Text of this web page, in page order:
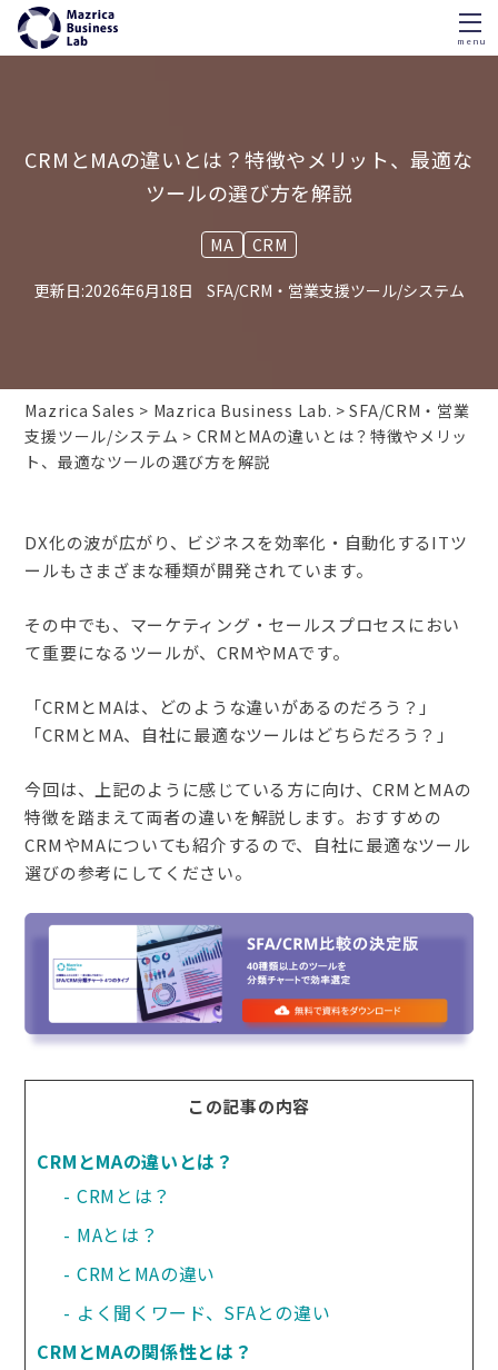
menu
CRMとMAの違いとは？特徴やメリット、最適な
ツールの選び方を解説
MA CRM
2026年6月18日 SFA/CRM・営業支援ツール/システム
Mazrica Sales Mazrica Business Lab.
SFA/CRM・営業
支援ツール/システム
CRMとMAの違いとは？特徴やメリッ
ト、最適なツールの選び方を解説
DX化の波が広がり、ビジネスを効率化・自動化するITツ
ールもさまざまな種類が開発されています。
その中でも、マーケティング・セールスプロセスにおい
て重要になるツールが、CRMやMAです。
「CRMとMAは、どのような違いがあるのだろう？」
「CRMとMA、自社に最適なツールはどちらだろう？」
今回は、上記のように感じている方に向け、CRMとMAの
特徴を踏まえて両者の違いを解説します。おすすめの
CRMやMAについても紹介するので、自社に最適なツール
選びの参考にしてください。
この記事の内容
CRMとMAの違いとは？
CRMとは？
MAとは？
CRMとMAの違い
よく聞くワード、SFAとの違い
CRMとMAの関係性とは？